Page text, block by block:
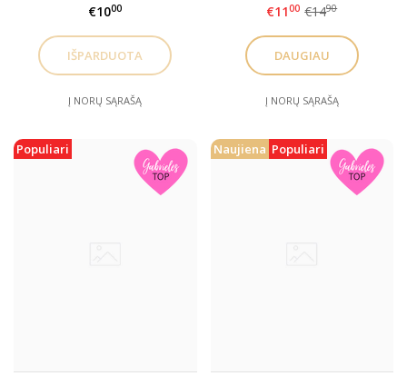
lūpų pieštukas, 1.2gr
€1000
Į NORŲ SĄRAŠĄ
€1100 €1490
DAUGIAU
Į NORŲ SĄRAŠĄ
Populiari Naujiena Populiari